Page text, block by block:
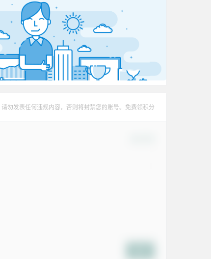
请勿发表任何违规内容，否则将封禁您的账号。免费领积分